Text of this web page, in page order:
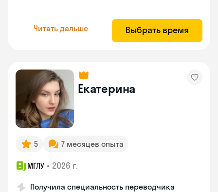
Читать дальше Выбрать время
Екатерина
5 7 месяцев опыта
МГЛУ • 2026 г.
Получила специальность переводчика